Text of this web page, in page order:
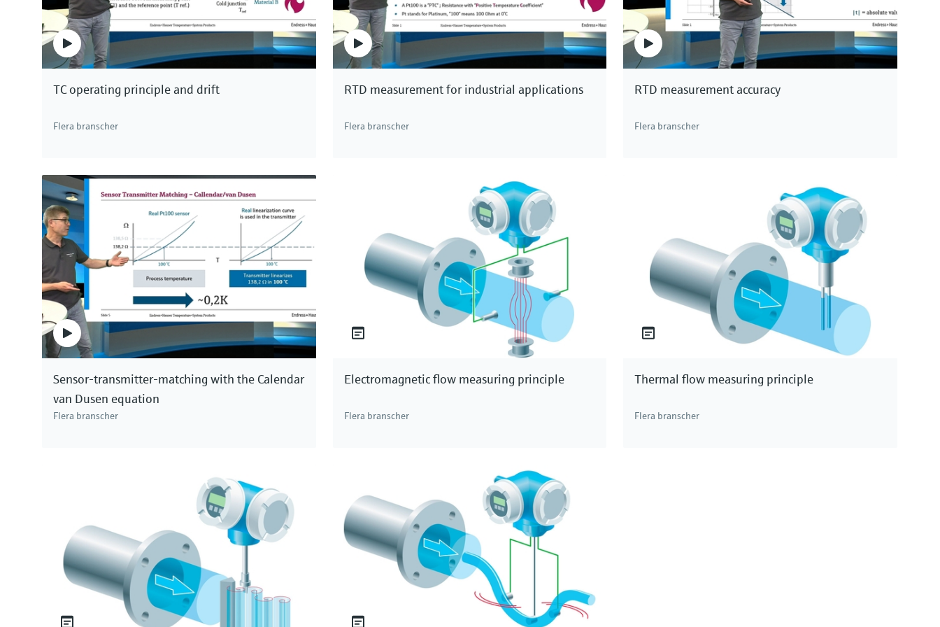
TC operating principle and drift
Flera branscher
RTD measurement for industrial applications
Flera branscher
RTD measurement accuracy
Flera branscher
Sensor-transmitter-matching with the Calendar
van Dusen equation
Flera branscher
Electromagnetic flow measuring principle
Flera branscher
Thermal flow measuring principle
Flera branscher